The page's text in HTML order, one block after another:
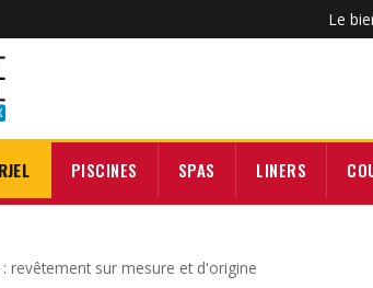
Le
PISCINES SPAS LINERS
: revêtement sur mesure et d'origine